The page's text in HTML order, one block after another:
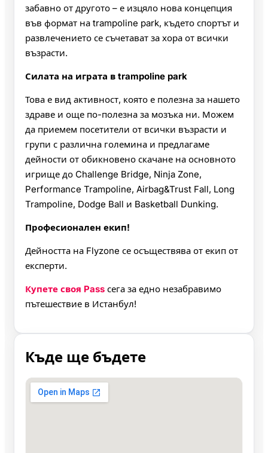
забавно от другото – е изцяло нова концепция
във формат на trampoline park, където спортът и
развлечението се съчетават за хора от всички
възрасти.
Силата на играта в trampoline park
Това е вид активност, която е полезна за нашето
здраве и още по-полезна за мозъка ни. Можем
да приемем посетители от всички възрасти и
групи с различна големина и предлагаме
дейности от обикновено скачане на основното
игрище до Challenge Bridge, Ninja Zone,
Performance Trampoline, Airbag&Trust Fall, Long
Trampoline, Dodge Ball и Basketball Dunking.
Професионален екип!
Дейността на Flyzone се осъществява от екип от
експерти.
Купете своя Pass сега за едно незабравимо
пътешествие в Истанбул!
Къде ще бъдете